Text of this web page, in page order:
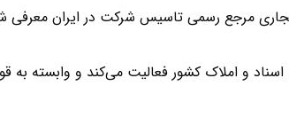
مرجع رسمی تاسیس شرکت در ایران
و املاک کشور فعالیت می‌کند و وابسته به